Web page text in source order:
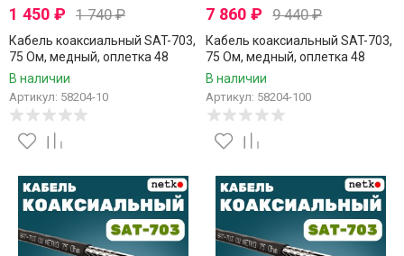
1 450 ₽ 1 740₽
Кабель коаксиальный SAT-703,
75 Ом, медный, оплетка 48
нитей, черный, уличный, Netko,
В наличии
Артикул: 58204-10
7 860₽ 9 440₽
Кабель коаксиальный SAT-703,
75 Ом, медный, оплетка 48
нитей, черный, уличный, Netko,
В наличии
Артикул: 58204-100